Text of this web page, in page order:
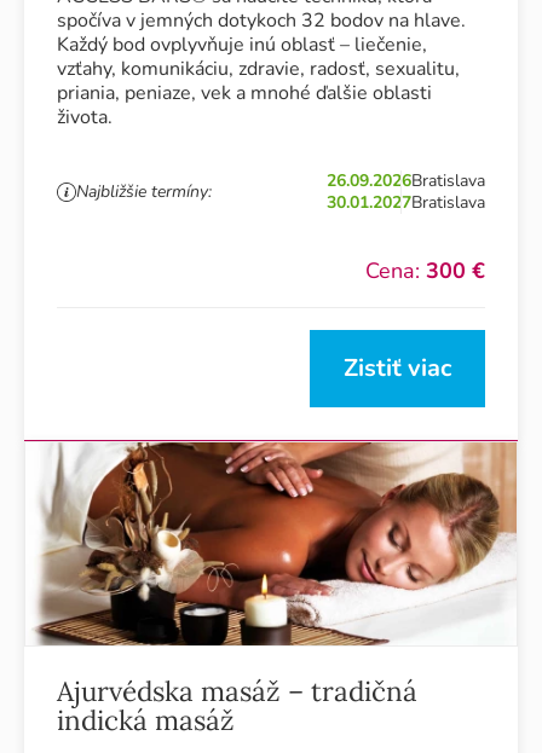
spočíva v jemných dotykoch 32 bodov na hlave.
Každý bod ovplyvňuje inú oblasť – liečenie,
vzťahy, komunikáciu, zdravie, radosť, sexualitu,
priania, peniaze, vek a mnohé ďalšie oblasti
života.
Najbližšie termíny: 26.09.2026Bratislava
30.01.2027Bratislava
Cena: 300 €
Zistiť viac
Ajurvédska masáž – tradičná
indická masáž